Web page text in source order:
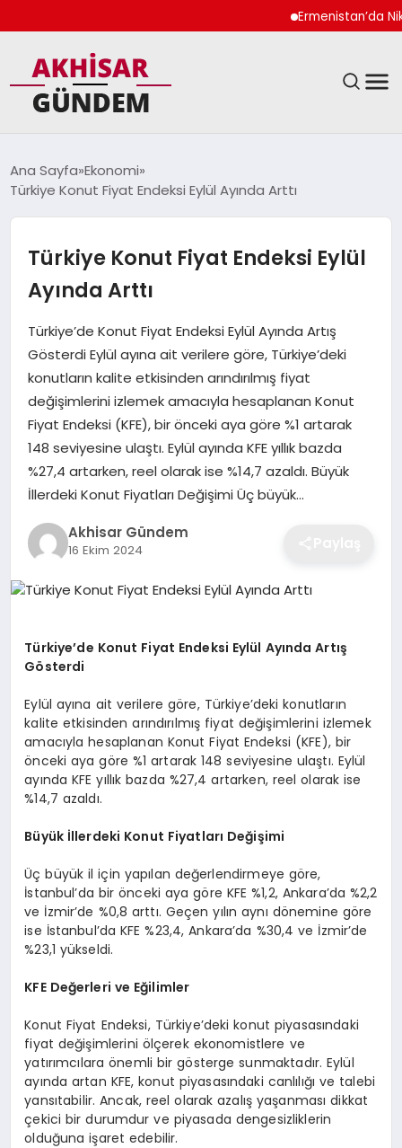
Ermenistan’da Nikol
DÜNYA
EKONOMI
SPOR
TEKNOLOJI
YAŞAM
Ana Sayfa Ekonomi
Türkiye Konut Fiyat Endeksi Eylül Ayında Arttı
Türkiye Konut Fiyat Endeksi Eylül
Ayında Arttı
Türkiye’de Konut Fiyat Endeksi Eylül Ayında Artış
Gösterdi Eylül ayına ait verilere göre, Türkiye’deki
konutların kalite etkisinden arındırılmış fiyat
değişimlerini izlemek amacıyla hesaplanan Konut
Fiyat Endeksi (KFE), bir önceki aya göre %1 artarak
148 seviyesine ulaştı. Eylül ayında KFE yıllık bazda
%27,4 artarken, reel olarak ise %14,7 azaldı. Büyük
İllerdeki Konut Fiyatları Değişimi Üç büyük…
Akhisar Gündem
16 Ekim 2024
Türkiye’de Konut Fiyat Endeksi Eylül Ayında Artış
Gösterdi
Eylül ayına ait verilere göre, Türkiye’deki konutların
kalite etkisinden arındırılmış fiyat değişimlerini izlemek
amacıyla hesaplanan Konut Fiyat Endeksi (KFE), bir
önceki aya göre %1 artarak 148 seviyesine ulaştı. Eylül
ayında KFE yıllık bazda %27,4 artarken, reel olarak ise
%14,7 azaldı.
Büyük İllerdeki Konut Fiyatları Değişimi
Üç büyük il için yapılan değerlendirmeye göre,
İstanbul’da bir önceki aya göre KFE %1,2, Ankara’da %2,2
ve İzmir’de %0,8 arttı. Geçen yılın aynı dönemine göre
ise İstanbul’da KFE %23,4, Ankara’da %30,4 ve İzmir’de
%23,1 yükseldi.
KFE Değerleri ve Eğilimler
Konut Fiyat Endeksi, Türkiye’deki konut piyasasındaki
fiyat değişimlerini ölçerek ekonomistlere ve
yatırımcılara önemli bir gösterge sunmaktadır. Eylül
ayında artan KFE, konut piyasasındaki canlılığı ve talebi
yansıtabilir. Ancak, reel olarak azalış yaşanması dikkat
çekici bir durumdur ve piyasada dengesizliklerin
olduğuna işaret edebilir.